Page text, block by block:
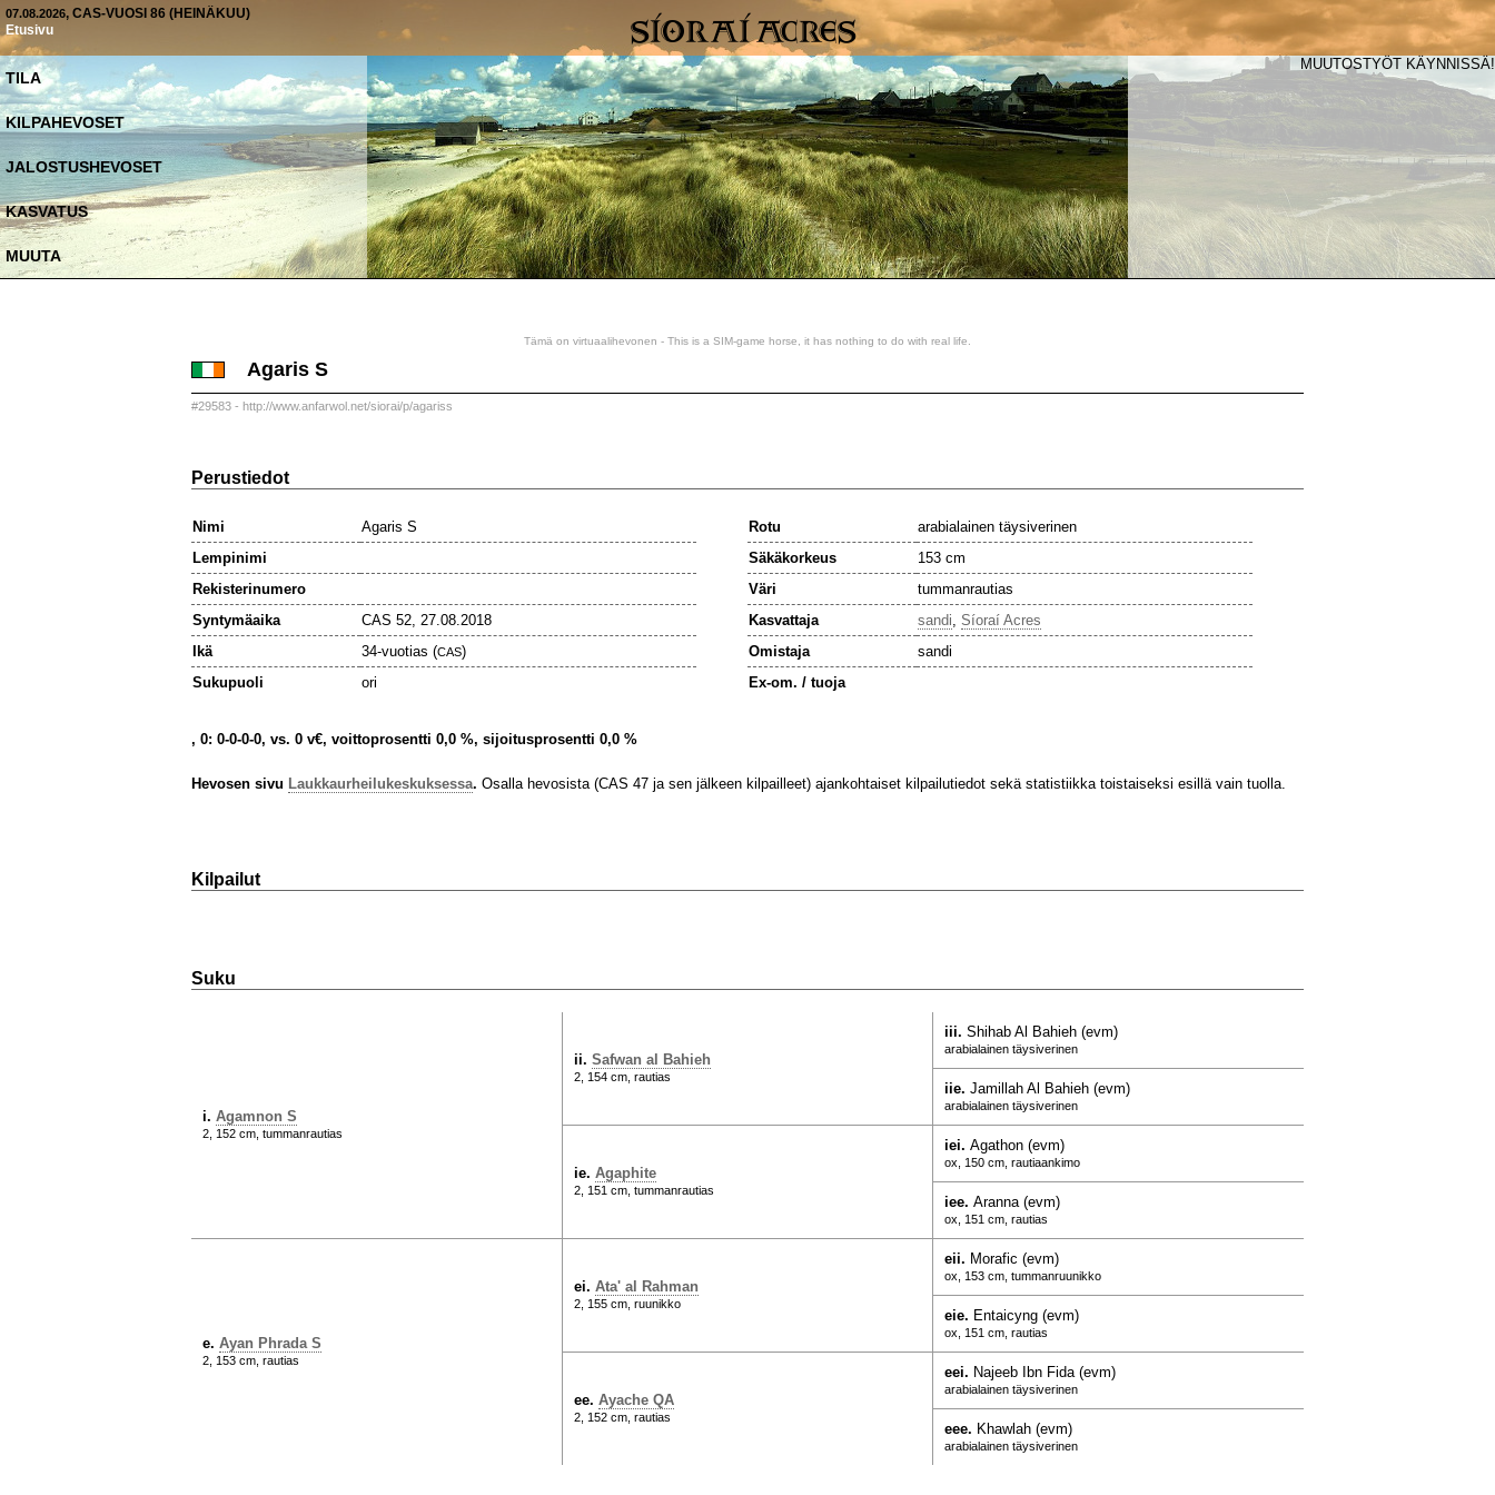
07.08.2026, CAS-VUOSI 86 (HEINÄKUU)
Etusivu
TILA
KILPAHEVOSET
JALOSTUSHEVOSET
KASVATUS
MUUTA
MUUTOSTYÖT KÄYNNISSÄ!
Tämä on virtuaalihevonen - This is a SIM-game horse, it has nothing to do with real life.
Agaris S
#29583 - http://www.anfarwol.net/siorai/p/agariss
Perustiedot
Nimi
Agaris S
Lempinimi
Rekisterinumero
Syntymäaika
CAS 52, 27.08.2018
Ikä
34-vuotias (CAS)
Sukupuoli
ori
Rotu
arabialainen täysiverinen
Säkäkorkeus
153 cm
Väri
tummanrautias
Kasvattaja
sandi, Síoraí Acres
Omistaja
sandi
Ex-om. / tuoja
, 0: 0-0-0-0, vs. 0 v€, voittoprosentti 0,0 %, sijoitusprosentti 0,0 %
Hevosen sivu Laukkaurheilukeskuksessa. Osalla hevosista (CAS 47 ja sen jälkeen kilpailleet) ajankohtaiset kilpailutiedot sekä statistiikka toistaiseksi esillä vain tuolla.
Kilpailut
Suku
i. Agamnon S
2, 152 cm, tummanrautias
ii. Safwan al Bahieh
2, 154 cm, rautias
iii. Shihab Al Bahieh (evm)
arabialainen täysiverinen
iie. Jamillah Al Bahieh (evm)
arabialainen täysiverinen
ie. Agaphite
2, 151 cm, tummanrautias
iei. Agathon (evm)
ox, 150 cm, rautiaankimo
iee. Aranna (evm)
ox, 151 cm, rautias
e. Ayan Phrada S
2, 153 cm, rautias
ei. Ata' al Rahman
2, 155 cm, ruunikko
eii. Morafic (evm)
ox, 153 cm, tummanruunikko
eie. Entaicyng (evm)
ox, 151 cm, rautias
ee. Ayache QA
2, 152 cm, rautias
eei. Najeeb Ibn Fida (evm)
arabialainen täysiverinen
eee. Khawlah (evm)
arabialainen täysiverinen